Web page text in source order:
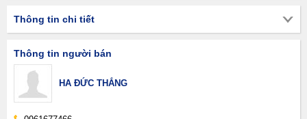
Thông tin chi tiết
Thông tin người bán
HA ĐỨC THẮNG